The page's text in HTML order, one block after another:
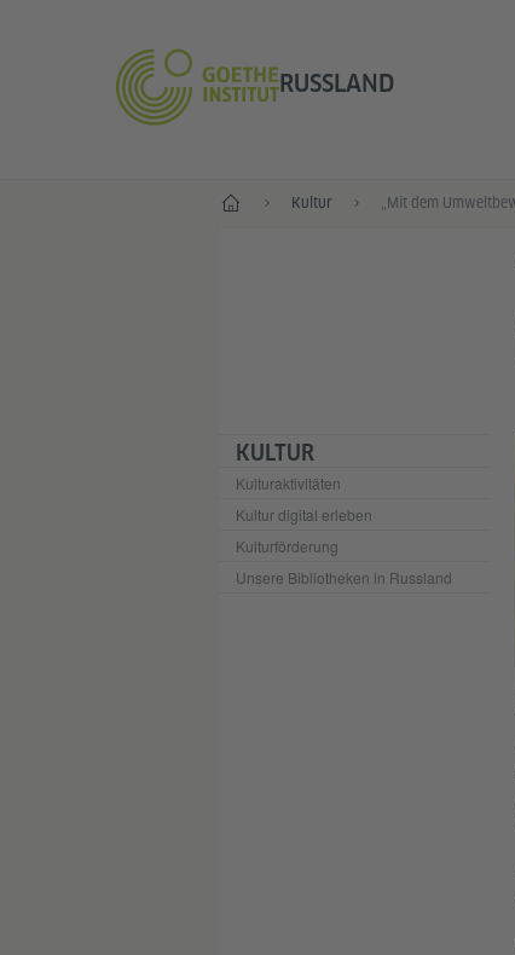
RUSSLAND
Start Kultur
KULTUR
Kulturaktivitäten
Kultur digital erleben
Kulturförderung
Unsere Bibliotheken in Russland